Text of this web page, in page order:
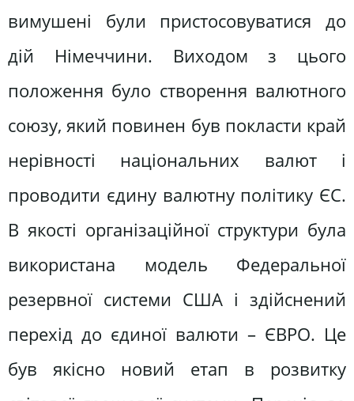
вимушені були пристосовуватися до
дій Німеччини. Виходом з цього
положення було створення валютного
союзу, який повинен був покласти край
нерівності національних валют і
проводити єдину валютну політику ЄС.
В якості організаційної структури була
використана модель Федеральної
резервної системи США і здійснений
перехід до єдиної валюти – ЄВРО. Це
був якісно новий етап в розвитку